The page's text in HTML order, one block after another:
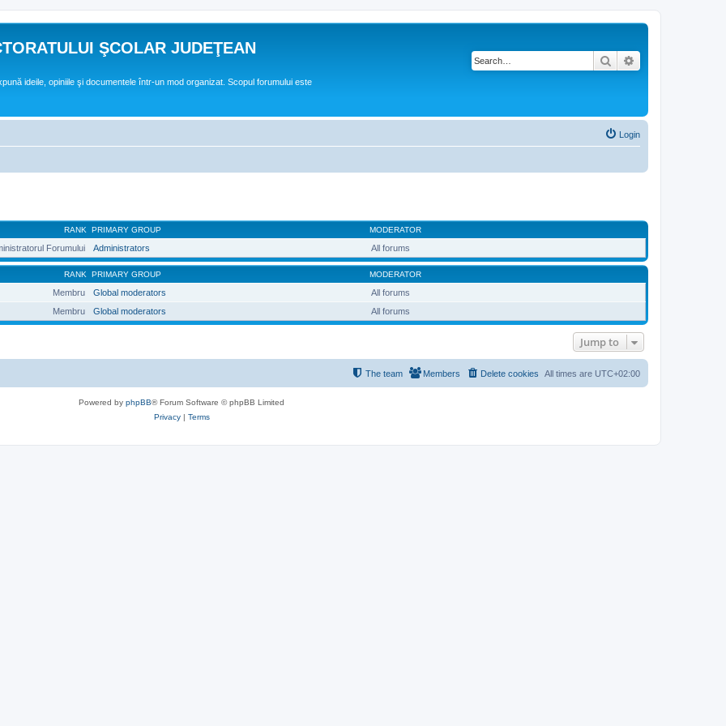
ŞCOLAR JUDEŢEAN
ideile, opiniile şi documentele într-un mod organizat. Scopul forumului este
Search
Login
RANK PRIMARY GROUP MODERATOR
Forumului Administrators All forums
RANK PRIMARY GROUP MODERATOR
Membru Global moderators
All forums
Membru
Global moderators All forums
Jump to
All times are UTC+02:00
Delete cookies
Members
The team
Powered by phpBB® Forum Software © phpBB Limited
Privacy| Terms